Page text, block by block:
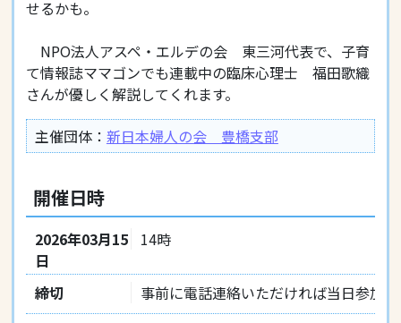
せるかも。
NPO法人アスペ・エルデの会 東三河代表で、子育
て情報誌ママゴンでも連載中の臨床心理士 福田歌織
さんが優しく解説してくれます。
主催団体： 新日本婦人の会 豊橋支部
開催日時
2026年03月15
日
14時
締切 事前に電話連絡いただければ当日参加